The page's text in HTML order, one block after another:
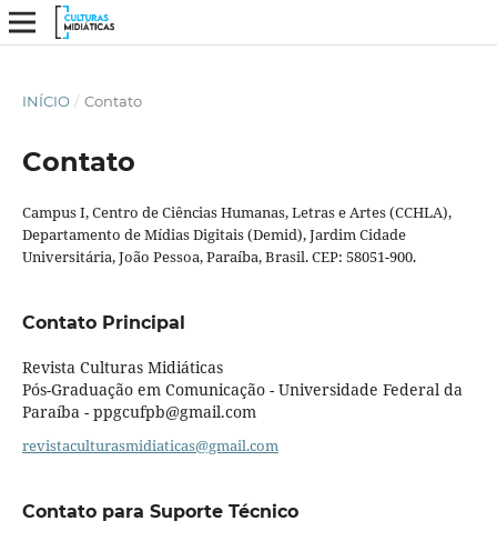
INÍCIO / Contato
Contato
Campus I, Centro de Ciências Humanas, Letras e Artes (CCHLA),
Departamento de Mídias Digitais (Demid), Jardim Cidade
Universitária, João Pessoa, Paraíba, Brasil. CEP: 58051-900.
Contato Principal
Revista Culturas Midiáticas
Pós-Graduação em Comunicação - Universidade Federal da
Paraíba - ppgcufpb@gmail.com
revistaculturasmidiaticas@gmail.com
Contato para Suporte Técnico